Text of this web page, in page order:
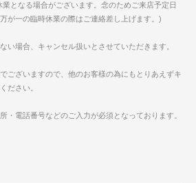
となる場合がございます。念のためご来店予定日
が一の臨時休業の際はご連絡差し上げます。)
い場合、キャンセル扱いとさせていただきます。
ございますので、他のお客様の為にもとりあえずキ
ださい。
・電話番号などのご入力が必須となっております。